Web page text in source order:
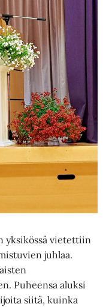
yksikössä vietettiin
juhlaa.
Puheensa aluksi
siitä, kuinka